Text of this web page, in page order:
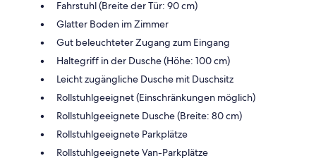
Fahrstuhl (Breite der Tür: 90 cm)
Glatter Boden im Zimmer
Gut beleuchteter Zugang zum Eingang
Haltegriff in der Dusche (Höhe: 100 cm)
Leicht zugängliche Dusche mit Duschsitz
Rollstuhlgeeignet (Einschränkungen möglich)
Rollstuhlgeeignete Dusche (Breite: 80 cm)
Rollstuhlgeeignete Parkplätze
Rollstuhlgeeignete Van-Parkplätze